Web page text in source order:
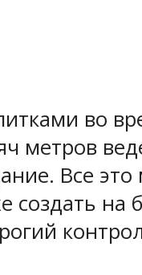
во
метров
Все
создать